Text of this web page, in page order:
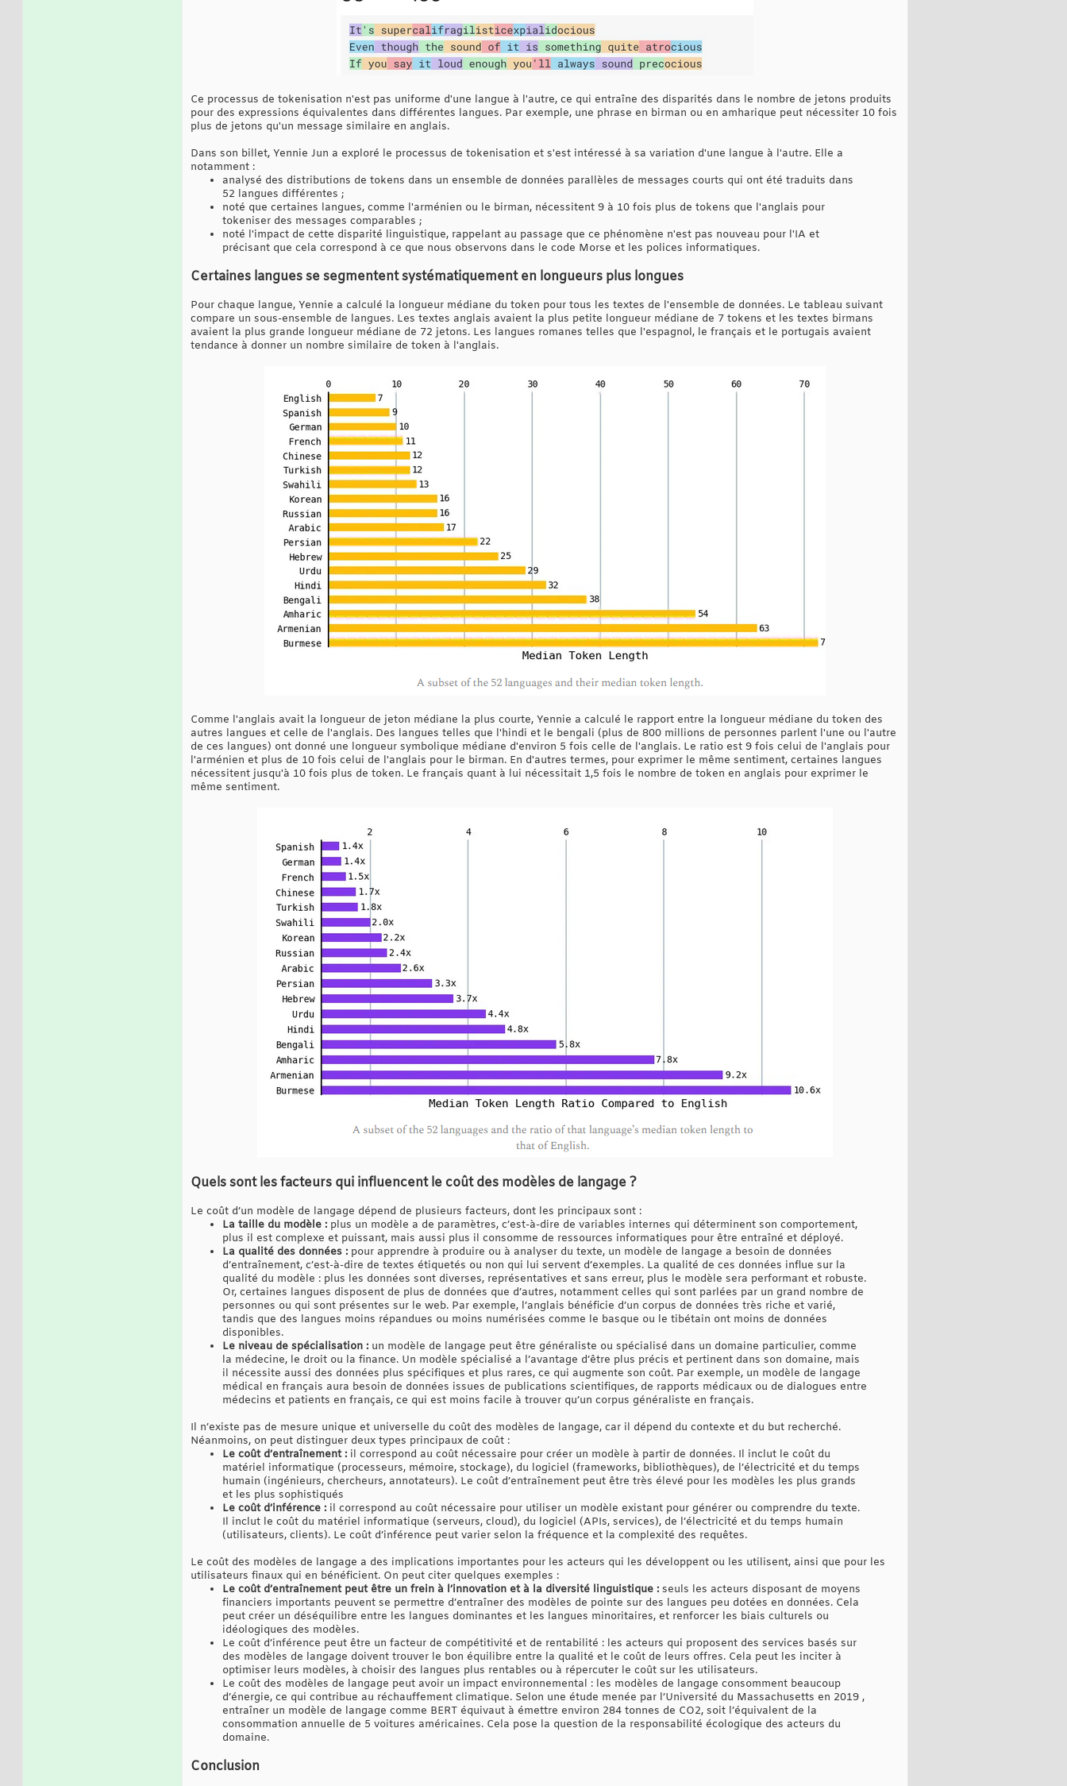
Ce processus de tokenisation n'est pas uniforme d'une langue à l'autre, ce qui entraîne des disparités dans le nombre de jetons produits
pour des expressions équivalentes dans différentes langues. Par exemple, une phrase en birman ou en amharique peut nécessiter 10 fois
plus de jetons qu'un message similaire en anglais.
Dans son billet, Yennie Jun a exploré le processus de tokenisation et s'est intéressé à sa variation d'une langue à l'autre. Elle a
notamment :
analysé des distributions de tokens dans un ensemble de données parallèles de messages courts qui ont été traduits dans
52 langues différentes ;
noté que certaines langues, comme l'arménien ou le birman, nécessitent 9 à 10 fois plus de tokens que l'anglais pour
tokeniser des messages comparables ;
noté l'impact de cette disparité linguistique, rappelant au passage que ce phénomène n'est pas nouveau pour l'IA et
précisant que cela correspond à ce que nous observons dans le code Morse et les polices informatiques.
Certaines langues se segmentent systématiquement en longueurs plus longues
Pour chaque langue, Yennie a calculé la longueur médiane du token pour tous les textes de l'ensemble de données. Le tableau suivant
compare un sous-ensemble de langues. Les textes anglais avaient la plus petite longueur médiane de 7 tokens et les textes birmans
avaient la plus grande longueur médiane de 72 jetons. Les langues romanes telles que l'espagnol, le français et le portugais avaient
tendance à donner un nombre similaire de token à l'anglais.
Comme l'anglais avait la longueur de jeton médiane la plus courte, Yennie a calculé le rapport entre la longueur médiane du token des
autres langues et celle de l'anglais. Des langues telles que l'hindi et le bengali (plus de 800 millions de personnes parlent l'une ou l'autre
de ces langues) ont donné une longueur symbolique médiane d'environ 5 fois celle de l'anglais. Le ratio est 9 fois celui de l'anglais pour
l'arménien et plus de 10 fois celui de l'anglais pour le birman. En d'autres termes, pour exprimer le même sentiment, certaines langues
nécessitent jusqu'à 10 fois plus de token. Le français quant à lui nécessitait 1,5 fois le nombre de token en anglais pour exprimer le
même sentiment.
Quels sont les facteurs qui influencent le coût des modèles de langage ?
Le coût d’un modèle de langage dépend de plusieurs facteurs, dont les principaux sont :
La taille du modèle : plus un modèle a de paramètres, c’est-à-dire de variables internes qui déterminent son comportement,
plus il est complexe et puissant, mais aussi plus il consomme de ressources informatiques pour être entraîné et déployé.
La qualité des données : pour apprendre à produire ou à analyser du texte, un modèle de langage a besoin de données
d’entraînement, c’est-à-dire de textes étiquetés ou non qui lui servent d’exemples. La qualité de ces données influe sur la
qualité du modèle : plus les données sont diverses, représentatives et sans erreur, plus le modèle sera performant et robuste.
Or, certaines langues disposent de plus de données que d’autres, notamment celles qui sont parlées par un grand nombre de
personnes ou qui sont présentes sur le web. Par exemple, l’anglais bénéficie d’un corpus de données très riche et varié,
tandis que des langues moins répandues ou moins numérisées comme le basque ou le tibétain ont moins de données
disponibles.
Le niveau de spécialisation : un modèle de langage peut être généraliste ou spécialisé dans un domaine particulier, comme
la médecine, le droit ou la finance. Un modèle spécialisé a l’avantage d’être plus précis et pertinent dans son domaine, mais
il nécessite aussi des données plus spécifiques et plus rares, ce qui augmente son coût. Par exemple, un modèle de langage
médical en français aura besoin de données issues de publications scientifiques, de rapports médicaux ou de dialogues entre
médecins et patients en français, ce qui est moins facile à trouver qu’un corpus généraliste en français.
Il n’existe pas de mesure unique et universelle du coût des modèles de langage, car il dépend du contexte et du but recherché.
Néanmoins, on peut distinguer deux types principaux de coût :
Le coût d’entraînement : il correspond au coût nécessaire pour créer un modèle à partir de données. Il inclut le coût du
matériel informatique (processeurs, mémoire, stockage), du logiciel (frameworks, bibliothèques), de l’électricité et du temps
humain (ingénieurs, chercheurs, annotateurs). Le coût d’entraînement peut être très élevé pour les modèles les plus grands
et les plus sophistiqués
Le coût d’inférence : il correspond au coût nécessaire pour utiliser un modèle existant pour générer ou comprendre du texte.
Il inclut le coût du matériel informatique (serveurs, cloud), du logiciel (APIs, services), de l’électricité et du temps humain
(utilisateurs, clients). Le coût d’inférence peut varier selon la fréquence et la complexité des requêtes.
Le coût des modèles de langage a des implications importantes pour les acteurs qui les développent ou les utilisent, ainsi que pour les
utilisateurs finaux qui en bénéficient. On peut citer quelques exemples :
Le coût d’entraînement peut être un frein à l’innovation et à la diversité linguistique : seuls les acteurs disposant de moyens
financiers importants peuvent se permettre d’entraîner des modèles de pointe sur des langues peu dotées en données. Cela
peut créer un déséquilibre entre les langues dominantes et les langues minoritaires, et renforcer les biais culturels ou
idéologiques des modèles.
Le coût d’inférence peut être un facteur de compétitivité et de rentabilité : les acteurs qui proposent des services basés sur
des modèles de langage doivent trouver le bon équilibre entre la qualité et le coût de leurs offres. Cela peut les inciter à
optimiser leurs modèles, à choisir des langues plus rentables ou à répercuter le coût sur les utilisateurs.
Le coût des modèles de langage peut avoir un impact environnemental : les modèles de langage consomment beaucoup
d’énergie, ce qui contribue au réchauffement climatique. Selon une étude menée par l’Université du Massachusetts en 2019 ,
entraîner un modèle de langage comme BERT équivaut à émettre environ 284 tonnes de CO2, soit l’équivalent de la
consommation annuelle de 5 voitures américaines. Cela pose la question de la responsabilité écologique des acteurs du
domaine.
Conclusion